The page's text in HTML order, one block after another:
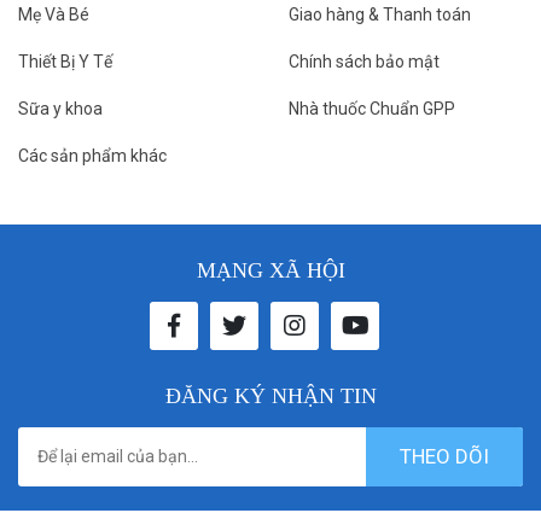
Mẹ Và Bé
Thiết Bị Y Tế
Sữa y khoa
Các sản phẩm khác
Giao hàng & Thanh toán
Chính sách bảo mật
Nhà thuốc Chuẩn GPP
MẠNG XÃ HỘI
ĐĂNG KÝ NHẬN TIN
THEO DÕI